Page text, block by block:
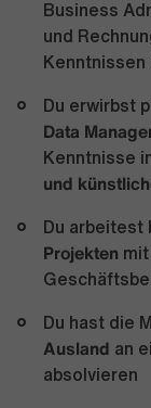
Business
und
Kenntnissen
Du erwirbst
Data
Kenntnisse
und
Du arbeitest
Projekten
Du hast die
Ausland an
absolvieren